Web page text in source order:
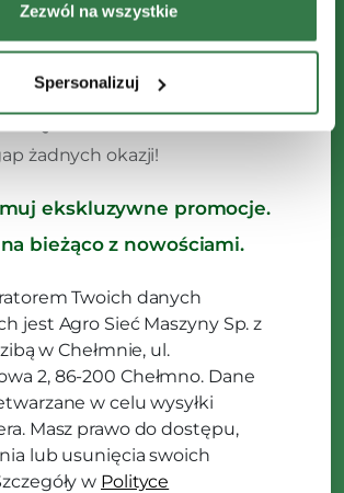
Zezwól na wszystkie
Spersonalizuj
się do Newslettera
żadnych okazji!
ekskluzywne promocje.
bieżąco z nowościami.
Twoich danych
jest Agro Sieć Maszyny Sp. z
w Chełmnie, ul.
2, 86-200 Chełmno. Dane
w celu wysyłki
Masz prawo do dostępu,
lub usunięcia swoich
w Polityce